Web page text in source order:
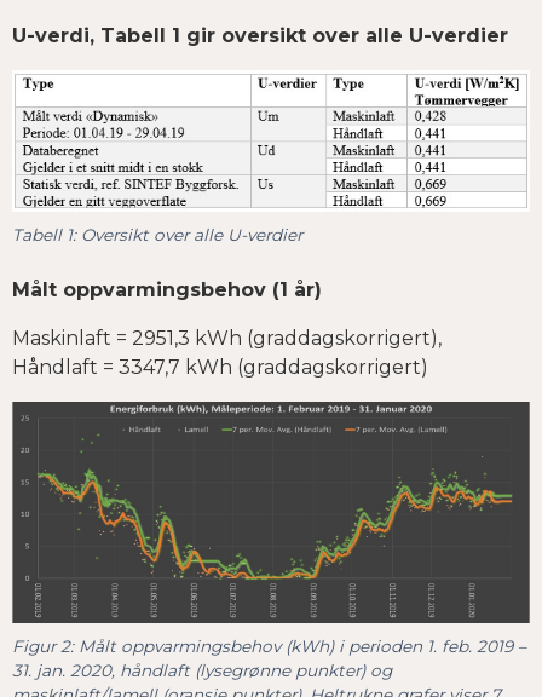
U-verdi, Tabell 1 gir oversikt over alle U-verdier
Tabell 1: Oversikt over alle U-verdier
Målt oppvarmingsbehov (1 år)
Maskinlaft = 2951,3 kWh (graddagskorrigert),
Håndlaft = 3347,7 kWh (graddagskorrigert)
Figur 2: Målt oppvarmingsbehov (kWh) i perioden 1. feb. 2019 –
31. jan. 2020, håndlaft (lysegrønne punkter) og